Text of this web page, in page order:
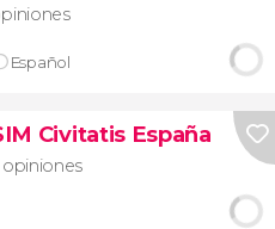
Español
Civitatis España
opiniones